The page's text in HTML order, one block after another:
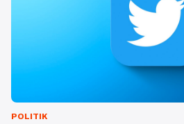
POLITIK